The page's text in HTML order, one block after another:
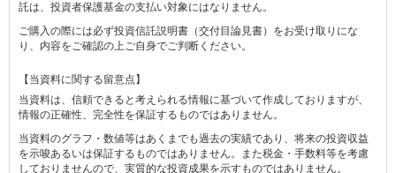
託は、投資者保護基金の支払い対象にはなりません。
ご購入の際には必ず投資信託説明書（交付目論見書）をお受け取りにな
り、内容をご確認の上ご自身でご判断ください。
【当資料に関する留意点】
当資料は、信頼できると考えられる情報に基づいて作成しておりますが、
情報の正確性、完全性を保証するものではありません。
当資料のグラフ・数値等はあくまでも過去の実績であり、将来の投資収益
を示唆あるいは保証するものではありません。また税金・手数料等を考慮
しておりませんので、実質的な投資成果を示すものではありません。